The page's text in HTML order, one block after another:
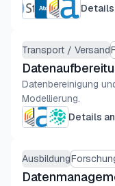
Transport / Versand
Datenbereinigung
Modellierung.
Details
Ausbildung